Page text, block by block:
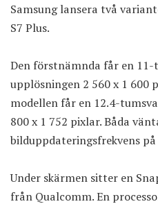
Samsung lansera två
S7 Plus.
Den förstnämnda får en 11-
upplösningen 2 560 x 1 600
modellen får en 12.4-
800 x 1 752 pixlar. Båda
bilduppdateringsfrekvens på
Under skärmen sitter en
från Qualcomm. En